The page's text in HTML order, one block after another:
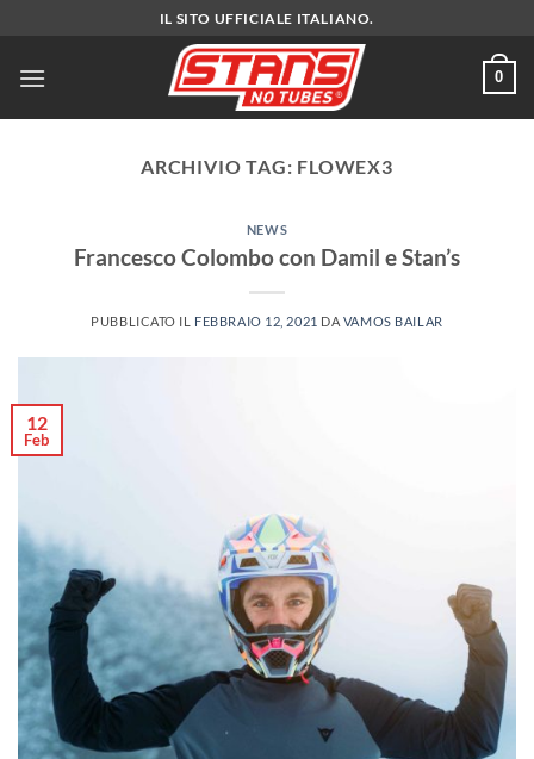
contenuti
IL SITO UFFICIALE ITALIANO.
0
ARCHIVIO TAG: FLOWEX3
NEWS
Francesco Colombo con Damil e Stan’s
PUBBLICATO IL FEBBRAIO 12, 2021 DA VAMOS BAILAR
12
Feb